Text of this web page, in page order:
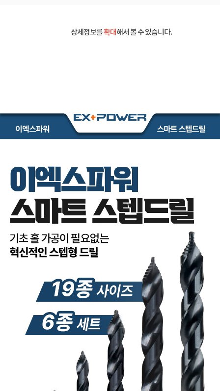
상세정보를확대해서 볼 수 있습니다.